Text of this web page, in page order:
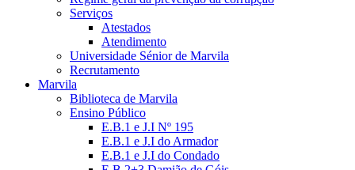
Serviços
Atestados
Atendimento
Universidade Sénior de Marvila
Recrutamento
Marvila
Biblioteca de Marvila
Ensino Público
E.B.1 e J.I Nº 195
E.B.1 e J.I do Armador
E.B.1 e J.I do Condado